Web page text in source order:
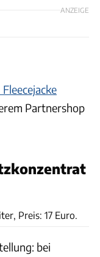
ANZEIGE
Partnershop
Preis: 17 Euro.
bei